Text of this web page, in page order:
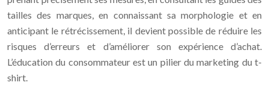
tailles des marques, en connaissant sa morphologie et en
anticipant le rétrécissement, il devient possible de réduire les
risques d’erreurs et d’améliorer son expérience d’achat.
L’éducation du consommateur est un pilier du marketing du t-
shirt.